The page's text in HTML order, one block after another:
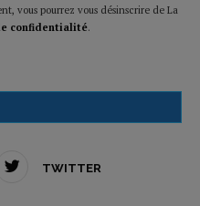
vous pourrez vous désinscrire de La
confidentialité.
TWITTER